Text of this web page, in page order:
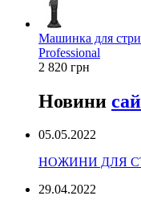
Машинка для
Professional
2 820 грн
Новини
05.05.2022
НОЖИНИ ДЛЯ
29.04.2022